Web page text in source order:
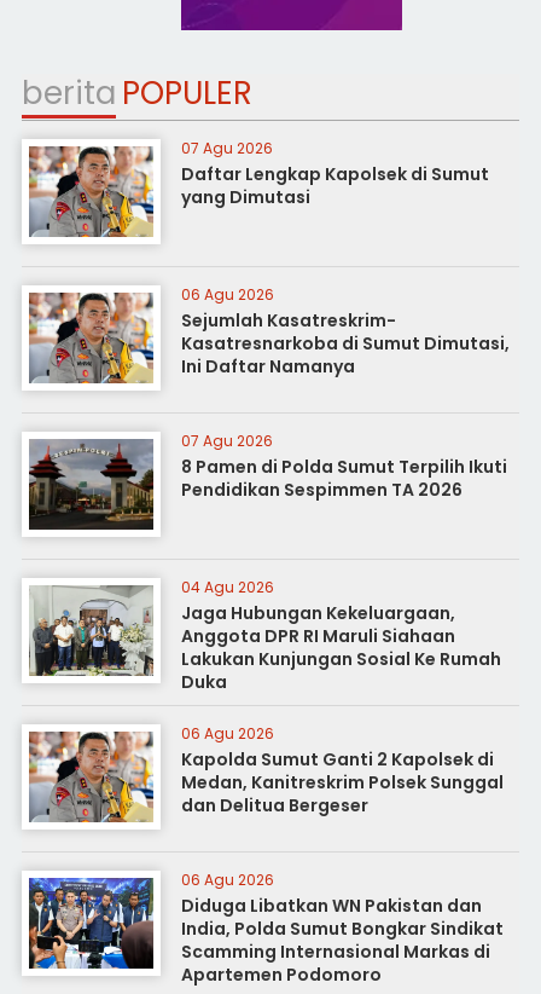
berita POPULER
07 Agu 2026
Daftar Lengkap Kapolsek di Sumut
yang Dimutasi
06 Agu 2026
Sejumlah Kasatreskrim-
Kasatresnarkoba di Sumut Dimutasi,
Ini Daftar Namanya
07 Agu 2026
8 Pamen di Polda Sumut Terpilih Ikuti
Pendidikan Sespimmen TA 2026
04 Agu 2026
Jaga Hubungan Kekeluargaan,
Anggota DPR RI Maruli Siahaan
Lakukan Kunjungan Sosial Ke Rumah
Duka
06 Agu 2026
Kapolda Sumut Ganti 2 Kapolsek di
Medan, Kanitreskrim Polsek Sunggal
dan Delitua Bergeser
06 Agu 2026
Diduga Libatkan WN Pakistan dan
India, Polda Sumut Bongkar Sindikat
Scamming Internasional Markas di
Apartemen Podomoro